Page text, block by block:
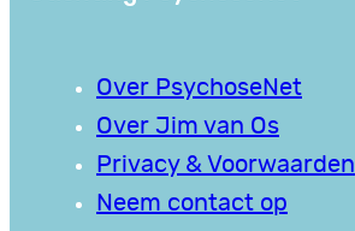
Over PsychoseNet
Over Jim van Os
Privacy & Voorwaarden
Neem contact op